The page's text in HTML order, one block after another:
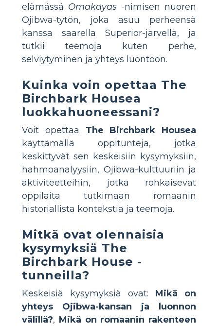
elämässä Omakayas -nimisen nuoren
Ojibwa-tytön, joka asuu perheensä
kanssa saarella Superior-järvellä, ja
tutkii teemoja kuten perhe,
selviytyminen ja yhteys luontoon.
Kuinka voin opettaa The
Birchbark Housea
luokkahuoneessani?
Voit opettaa The Birchbark Housea
käyttämällä oppitunteja, jotka
keskittyvät sen keskeisiin kysymyksiin,
hahmoanalyysiin, Ojibwa-kulttuuriin ja
aktiviteetteihin, jotka rohkaisevat
oppilaita tutkimaan romaanin
historiallista kontekstia ja teemoja.
Mitkä ovat olennaisia
kysymyksiä The
Birchbark House -
tunneilla?
Keskeisiä kysymyksiä ovat: Mikä on
yhteys Ojibwa-kansan ja luonnon
välillä?, Mikä on romaanin rakenteen